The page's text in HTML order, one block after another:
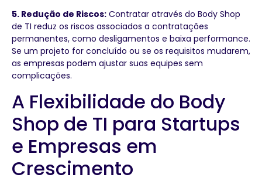
5. Redução de Riscos: Contratar através do Body Shop
de TI reduz os riscos associados a contratações
permanentes, como desligamentos e baixa performance.
Se um projeto for concluído ou se os requisitos mudarem,
as empresas podem ajustar suas equipes sem
complicações.
A Flexibilidade do Body
Shop de TI para Startups
e Empresas em
Crescimento